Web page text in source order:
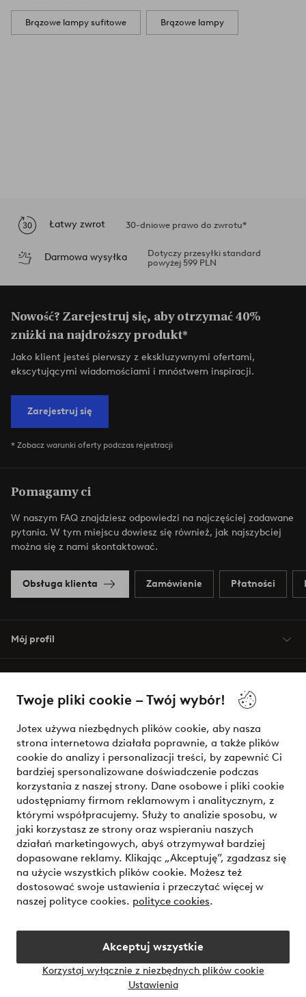
Twoje pliki cookie – Twój wybór!
Jotex używa niezbędnych plików cookie, aby nasza
strona internetowa działała poprawnie, a także plików
cookie do analizy i personalizacji treści, by zapewnić Ci
bardziej spersonalizowane doświadczenie podczas
korzystania z naszej strony. Dane osobowe i pliki cookie
udostępniamy firmom reklamowym i analitycznym, z
którymi współpracujemy. Służy to analizie sposobu, w
jaki korzystasz ze strony oraz wspieraniu naszych
działań marketingowych, abyś otrzymywał bardziej
dopasowane reklamy. Klikając „Akceptuję”, zgadzasz się
na użycie wszystkich plików cookie. Możesz też
dostosować swoje ustawienia i przeczytać więcej w
naszej polityce cookies. polityce cookies.
Akceptuj wszystkie
Korzystaj wyłącznie z niezbędnych plików cookie
Ustawienia
Brązowe lampy sufitowe Brązowe lampy
Łatwy zwrot 30-dniowe prawo do zwrotu*
Darmowa wysyłka
Dotyczy przesyłki standard
powyżej 599 PLN
Nowość? Zarejestruj się, aby otrzymać 40%
zniżki na najdroższy produkt*
Jako klient jesteś pierwszy z ekskluzywnymi ofertami,
ekscytującymi wiadomościami i mnóstwem inspiracji.
Zarejestruj się
* Zobacz warunki oferty podczas rejestracji
Pomagamy ci
W naszym FAQ znajdziesz odpowiedzi na najczęściej zadawane
pytania. W tym miejscu dowiesz się również, jak najszybciej
można się z nami skontaktować.
Obsługa klienta Zamówienie Płatności
Mój profil
Warunki
Bezpieczne płatności - zapłać teraz lub podziel się
Chcesz dowiedzieć się więcej o naszych opcjach płatności